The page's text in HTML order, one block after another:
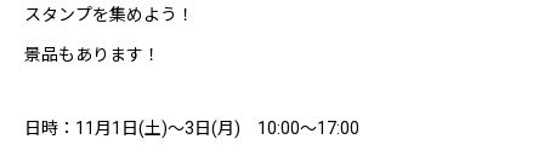
スタンプを集めよう！
景品もあります！
日時：11月1日(土)～3日(月) 10:00～17:00